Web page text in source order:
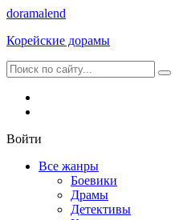
doramalend
Корейские дорамы
Войти
Все жанры
Боевики
Драмы
Детективы